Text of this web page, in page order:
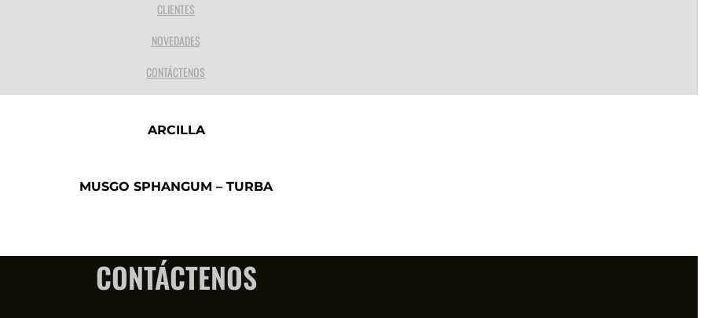
CLIENTES
NOVEDADES
CONTÁCTENOS
ARCILLA
MUSGO SPHANGUM – TURBA
CONTÁCTENOS